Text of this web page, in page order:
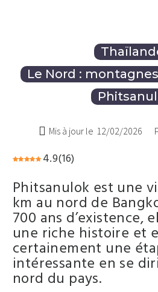
Le Nord :
 Mis à jour le 12/02/2026
4.9(16)
Phitsanulok est une
km au nord de
700 ans d’existence,
une riche histoire et
certainement une
intéressante en se
nord du pays.